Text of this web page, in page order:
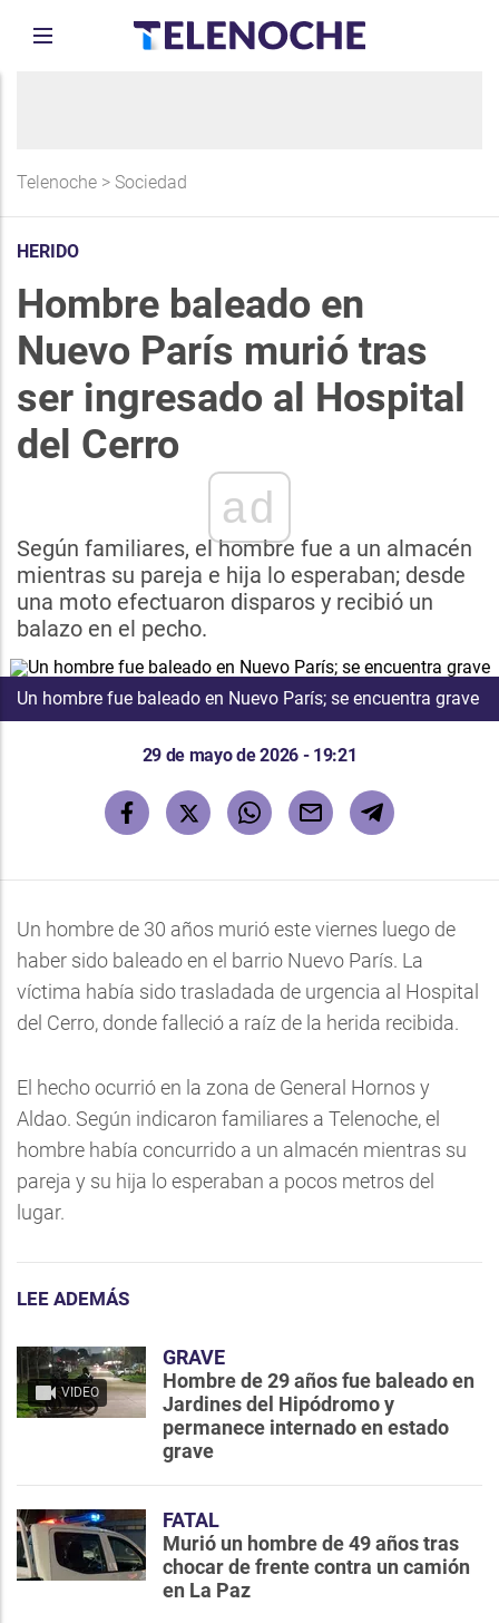
Telenoche > Sociedad
HERIDO
Hombre baleado en
Nuevo París murió tras
ser ingresado al Hospital
del Cerro
ad
Según familiares, el hombre fue a un almacén
mientras su pareja e hija lo esperaban; desde
una moto efectuaron disparos y recibió un
balazo en el pecho.
Un hombre fue baleado en Nuevo París; se encuentra grave
29 de mayo de 2026 - 19:21
Un hombre de 30 años murió este viernes luego de
haber sido baleado en el barrio Nuevo París. La
víctima había sido trasladada de urgencia al Hospital
del Cerro, donde falleció a raíz de la herida recibida.
El hecho ocurrió en la zona de General Hornos y
Aldao. Según indicaron familiares a Telenoche, el
hombre había concurrido a un almacén mientras su
pareja y su hija lo esperaban a pocos metros del
lugar.
LEE ADEMÁS
VIDEO
GRAVE
Hombre de 29 años fue baleado en
Jardines del Hipódromo y
permanece internado en estado
grave
FATAL
Murió un hombre de 49 años tras
chocar de frente contra un camión
en La Paz